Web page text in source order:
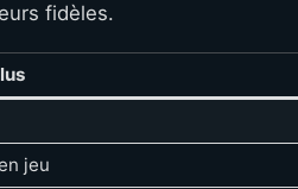
fidèles.
jeu